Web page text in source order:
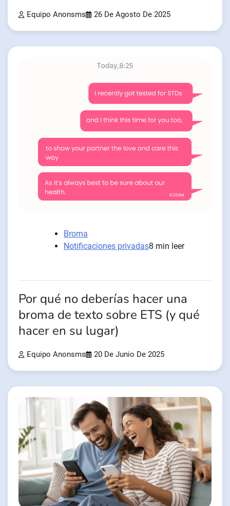
Equipo Anonsms 26 De Agosto De 2025
Broma
Notificaciones privadas8 min leer
Por qué no deberías hacer una
broma de texto sobre ETS (y qué
hacer en su lugar)
Equipo Anonsms 20 De Junio De 2025